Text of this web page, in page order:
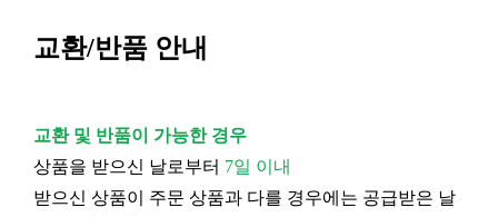
교환/반품 안내
교환 및 반품이 가능한 경우
상품을 받으신 날로부터 7일 이내
받으신 상품이 주문 상품과 다를 경우에는 공급받은 날